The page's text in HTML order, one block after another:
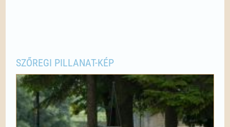
SZŐREGI PILLANAT-KÉP